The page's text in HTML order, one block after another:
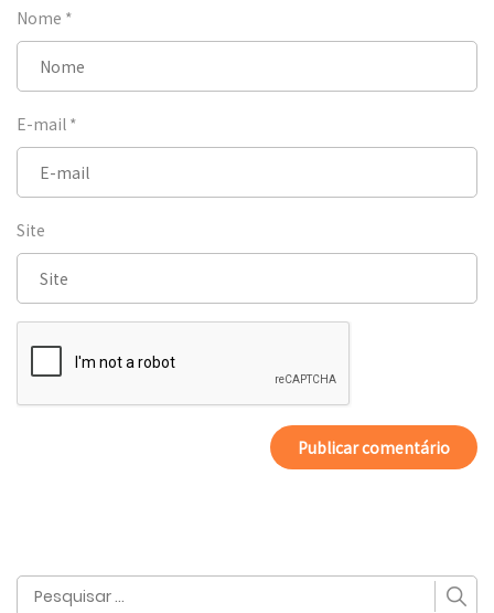
Nome *
E-mail *
Site